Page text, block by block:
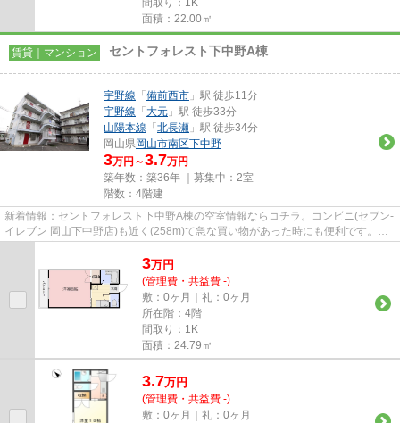
間取り：1K
面積：22.00㎡
賃貸｜マンション セントフォレスト下中野A棟
宇野線 「 備前西市 」駅 徒歩11分
宇野線 「 大元 」駅 徒歩33分
山陽本線 「 北長瀬 」駅 徒歩34分
岡山県岡山市南区下中野
3万円～3.7万円
築年数：築36年 ｜募集中： 2室
階数：4階建
新着情報：セントフォレスト下中野A棟の空室情報ならコチラ。コンビニ(セブン-
イレブン 岡山下中野店)も近く(258m)て急な買い物があった時にも便利です。真
3万円
(管理費・共益費 -)
敷：0ヶ月｜礼：0ヶ月
所在階：4階
間取り：1K
面積：24.79㎡
3.7万円
(管理費・共益費 -)
敷：0ヶ月｜礼：0ヶ月